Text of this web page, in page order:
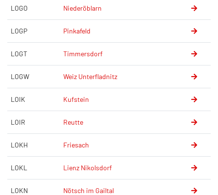
LOGO Niederöblarn
LOGP Pinkafeld
LOGT Timmersdorf
LOGW Weiz Unterfladnitz
LOIK Kufstein
LOIR Reutte
LOKH Friesach
LOKL Lienz Nikolsdorf
LOKN Nötsch im Gailtal